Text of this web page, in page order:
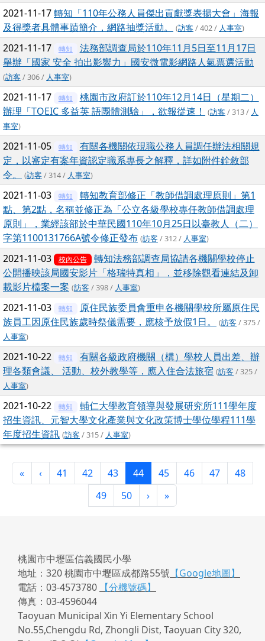
2021-11-17轉知「110年公務人員傑出貢獻獎表揚大會」海報
及得獎者具體事蹟簡介，網路抽獎活動。
(訪客 / 402 / 人事室)
2021-11-17 轉知
法務部調查局於110年11月5日至11月17日
舉辦「國家 安全 拍出影響力」國安微電影網路人氣票選活動
(訪客 / 306 / 人事室)
2021-11-17 轉知
桃園市政府訂於110年12月14日（星期二）
辦理「TOEIC 多益英 語團體測驗」，欲報從速！
(訪客 / 313 / 人
事室)
2021-11-05 轉知
有關各機關依現職公務人員調任辦法相關規
定，以審定有案年資認定職系專長之解釋，詳如附件銓敘部
令。
(訪客 / 314 / 人事室)
2021-11-03 轉知
轉知教育部修正「教師借調處理原則」第1
點、第2點，名稱並修正為「公立各級學校專任教師借調處理
原則」，業經該部於中華民國110年10月25日以臺教人（二）
字第1100131766A號令修正發布 (訪客 / 312 / 人事室)
2021-11-03 校內公告
轉知法務部調查局協請各機關學校停止
公開播映該局國安影片「格瑞特真相」，並移除觀看連結及卸
載影片檔案一案 (訪客 / 398 / 人事室)
2021-11-03 轉知
原住民族委員會重申各機關學校所屬原住民
族員工因原住民族歲時祭儀需要，應核予放假1日。
(訪客 / 375 /
人事室)
2021-10-22 轉知
有關各級政府機關（構）學校人員出差、辦
理各類會議、 活動、校外教學等，應入住合法旅宿 (訪客 / 325 /
人事室)
2021-10-22 轉知
輔仁大學教育領導與發展研究所111學年度
招生資訊、元智大學文化產業與文化政策博士學位學程111學
年度招生資訊 (訪客 / 315 / 人事室)
«第一頁
‹上一頁
41 42 43 44(目前頁次)
45 46 47
48
49
50 ›下一頁
»最後頁
桃園市中壢區信義國民小學
地址：320 桃園市中壢區成都路55號 【Google地圖】
電話：03-4573780
【分機號碼】
傳真：03-4596044
Taoyuan Municipal Xin Yi Elementary School
No.55,Chengdu Rd, Zhongli Dist, Taoyuan City 320,